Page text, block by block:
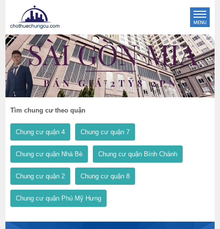
Tìm chung cư theo quận
Chung cư quận 4 Chung cư quận 7
Chung cư quận Nhà Bè Chung cư quận Bình Chánh
Chung cư quận 2 Chung cư quận 8
Chung cư quận Phú Mỹ Hưng